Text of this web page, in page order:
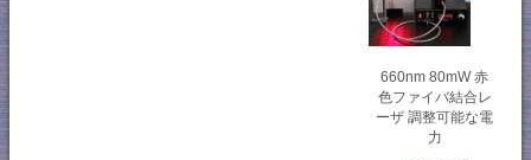
660nm 80mW 赤
色ファイバ結合レ
ーザ 調整可能な電
力